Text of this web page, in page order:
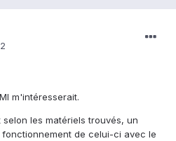
m'intéresserait.
les matériels trouvés, un
de celui-ci avec le